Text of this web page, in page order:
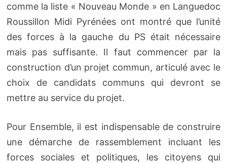
comme la liste « Nouveau Monde » en Languedoc
Roussillon Midi Pyrénées ont montré que l’unité
des forces à la gauche du PS était nécessaire
mais pas suffisante. Il faut commencer par la
construction d’un projet commun, articulé avec le
choix de candidats communs qui devront se
mettre au service du projet.
Pour Ensemble, il est indispensable de construire
une démarche de rassemblement incluant les
forces sociales et politiques, les citoyens qui